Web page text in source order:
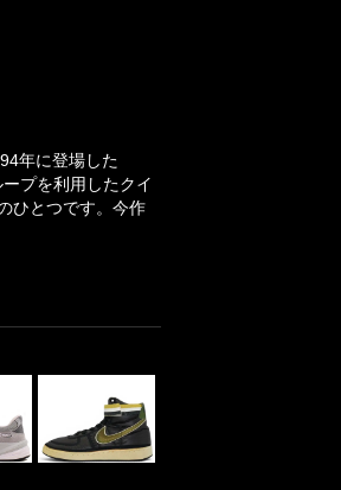
年に登場した
プを利用したクイ
ひとつです。今作